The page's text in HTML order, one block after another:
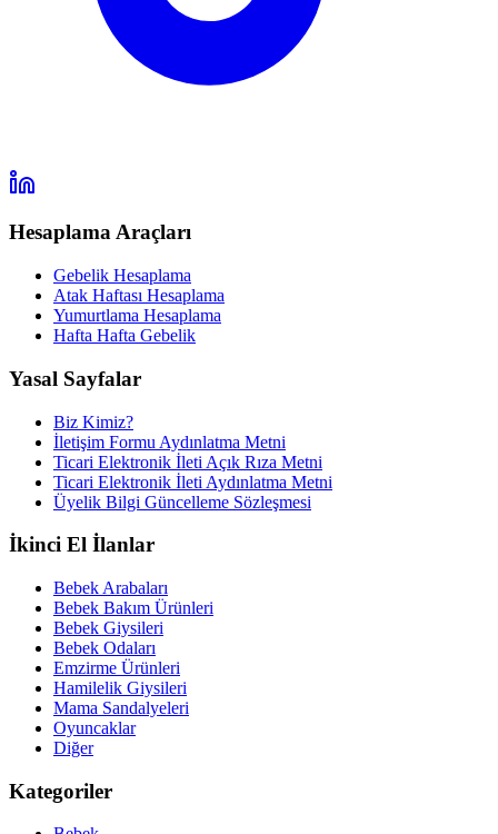
Hesaplama Araçları
Gebelik Hesaplama
Atak Haftası Hesaplama
Yumurtlama Hesaplama
Hafta Hafta Gebelik
Yasal Sayfalar
Biz Kimiz?
İletişim Formu Aydınlatma Metni
Ticari Elektronik İleti Açık Rıza Metni
Ticari Elektronik İleti Aydınlatma Metni
Üyelik Bilgi Güncelleme Sözleşmesi
İkinci El İlanlar
Bebek Arabaları
Bebek Bakım Ürünleri
Bebek Giysileri
Bebek Odaları
Emzirme Ürünleri
Hamilelik Giysileri
Mama Sandalyeleri
Oyuncaklar
Diğer
Kategoriler